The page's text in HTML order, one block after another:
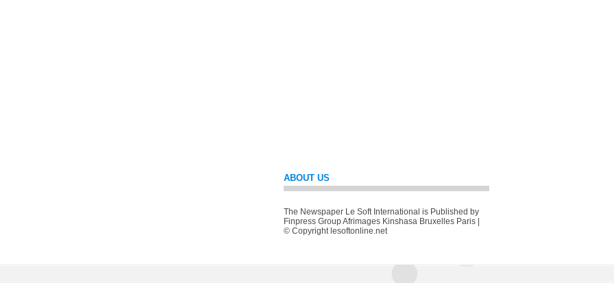
ABOUT US
The Newspaper Le Soft International is Published by
Finpress Group Afrimages Kinshasa Bruxelles Paris |
© Copyright lesoftonline.net